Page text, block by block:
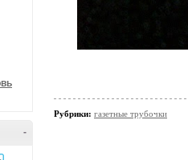
-
Рубрики: газетные трубочки